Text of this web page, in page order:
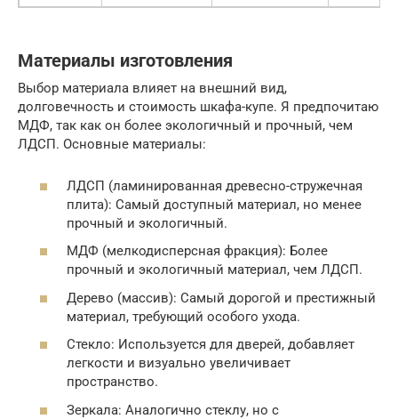
Материалы изготовления
Выбор материала влияет на внешний вид,
долговечность и стоимость шкафа-купе. Я предпочитаю
МДФ, так как он более экологичный и прочный, чем
ЛДСП. Основные материалы:
ЛДСП (ламинированная древесно-стружечная
плита): Самый доступный материал, но менее
прочный и экологичный.
МДФ (мелкодисперсная фракция): Более
прочный и экологичный материал, чем ЛДСП.
Дерево (массив): Самый дорогой и престижный
материал, требующий особого ухода.
Стекло: Используется для дверей, добавляет
легкости и визуально увеличивает
пространство.
Зеркала: Аналогично стеклу, но с